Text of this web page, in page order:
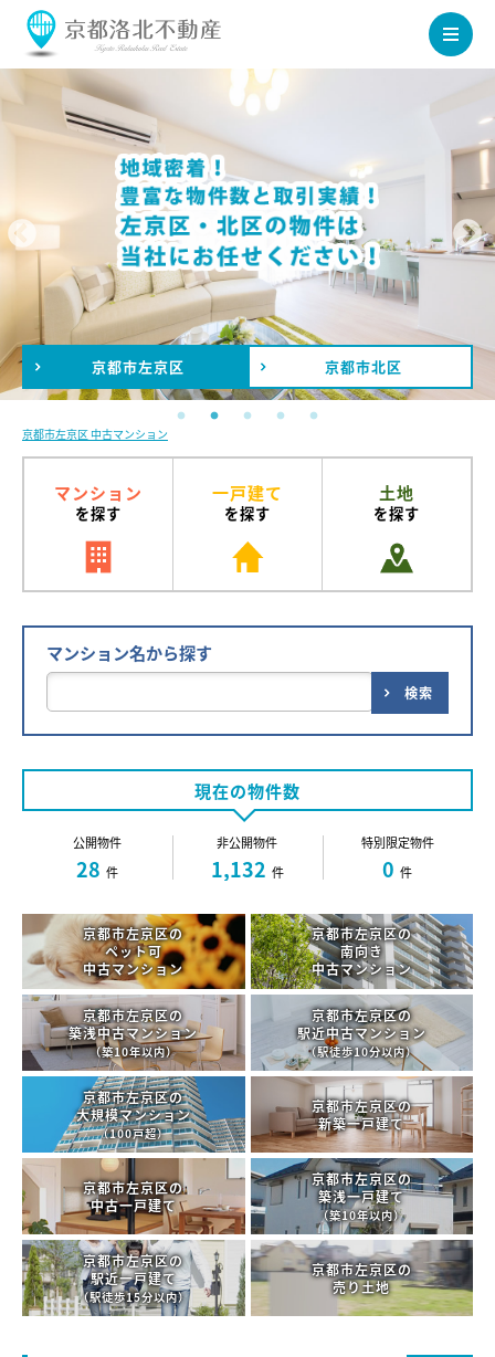
京都市左京区 京都市北区
京都市左京区 中古マンション
マンション
を探す
一戸建て
を探す
土地
を探す
マンション名から探す
検索
現在の物件数
公開物件
28 件
非公開物件
1,132 件
特別限定物件
0 件
京都市左京区の
ペット可
中古マンション
京都市左京区の
南向き
中古マンション
京都市左京区の
築浅中古マンション
（築10年以内）
京都市左京区の
駅近中古マンション
（駅徒歩10分以内）
京都市左京区の
大規模マンション
（100戸超）
京都市左京区の
新築一戸建て
京都市左京区の
中古一戸建て
京都市左京区の
築浅一戸建て
（築10年以内）
京都市左京区の
駅近一戸建て
（駅徒歩15分以内）
京都市左京区の
売り土地